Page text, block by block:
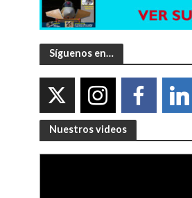
Síguenos en…
Nuestros videos